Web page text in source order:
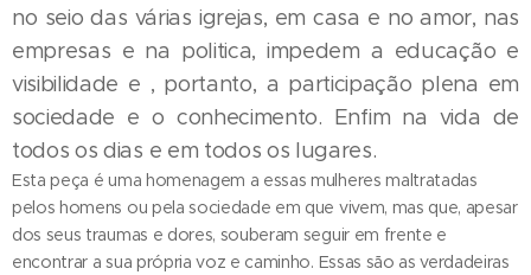
no seio das várias igrejas, em casa e no amor, nas
empresas e na politica, impedem a educação e
visibilidade e , portanto, a participação plena em
sociedade e o conhecimento. Enfim na vida de
todos os dias e em todos os lugares.
Esta peça é uma homenagem a essas mulheres maltratadas
pelos homens ou pela sociedade em que vivem, mas que, apesar
dos seus traumas e dores, souberam seguir em frente e
encontrar a sua própria voz e caminho. Essas são as verdadeiras